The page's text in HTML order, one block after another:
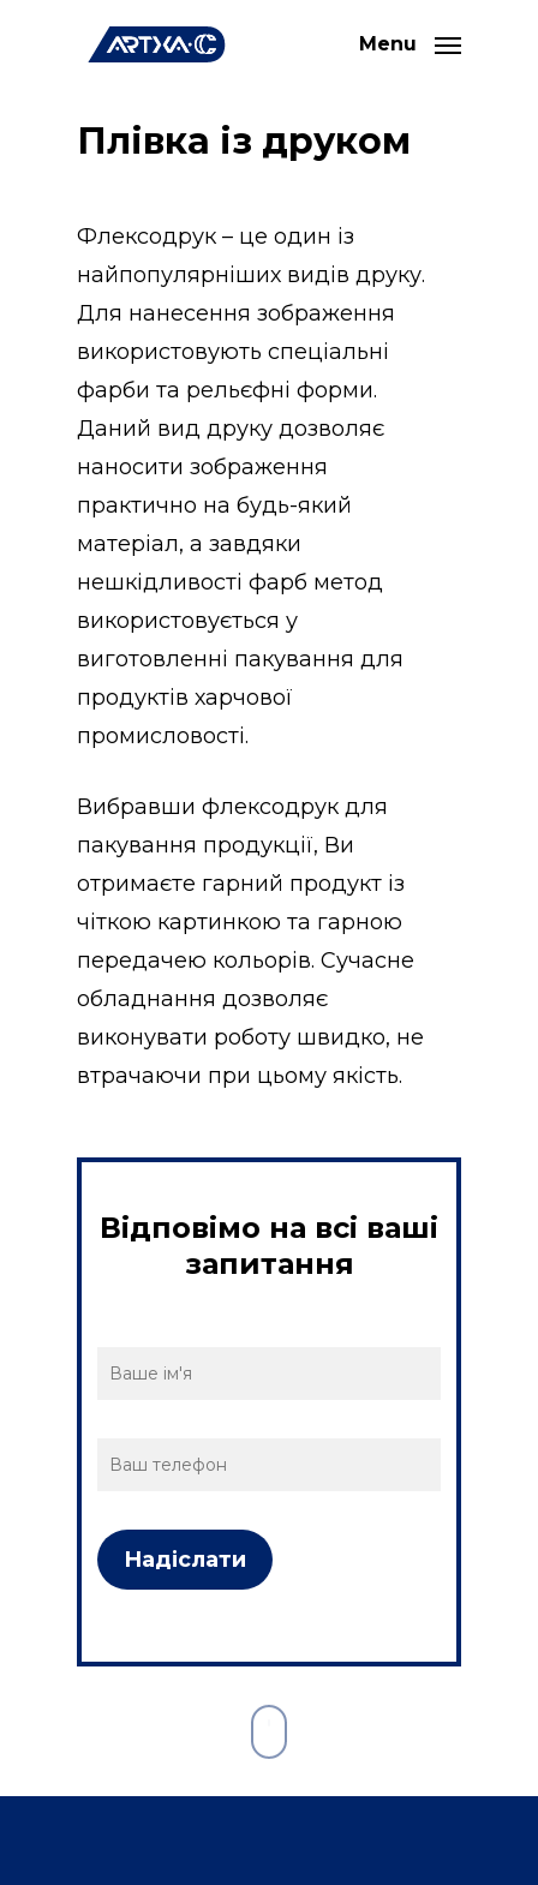
content
Menu
Плівка із друком
Флексодрук – це один із
найпопулярніших видів друку.
Для нанесення зображення
використовують спеціальні
фарби та рельєфні форми.
Даний вид друку дозволяє
наносити зображення
практично на будь-який
матеріал, а завдяки
нешкідливості фарб метод
використовується у
виготовленні пакування для
продуктів харчової
промисловості.
Вибравши флексодрук для
пакування продукції, Ви
отримаєте гарний продукт із
чіткою картинкою та гарною
передачею кольорів. Сучасне
обладнання дозволяє
виконувати роботу швидко, не
втрачаючи при цьому якість.
Відповімо на всі ваші
запитання